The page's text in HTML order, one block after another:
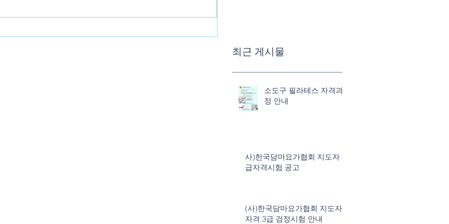
최근 게시물
소도구 필라테스 자격과
정 안내
사)한국담마요가협회 지도자 3
급자격시험 공고
(사)한국담마요가협회 지도자
자격 3급 검정시험 안내